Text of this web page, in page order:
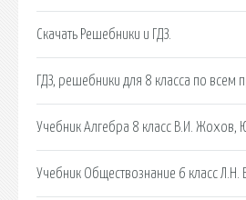
Скачать Решебники и ГДЗ.
ГДЗ, решебники для 8 класса по всем
Учебник Алгебра 8 класс В.И. Жохов,
Учебник Обществознание 6 класс Л.Н.